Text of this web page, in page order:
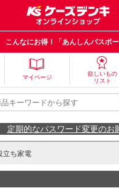
こんなにお得！「あんしんパスポー
マイページ
欲しいもの
リスト
定期的なパスワード変更のお
立ち家電